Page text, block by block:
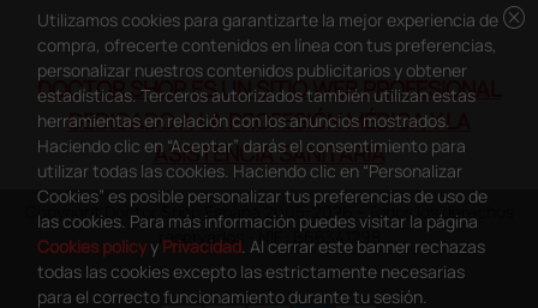
DOCTOR SHOP ES UN SITIO WEB PROFESIONAL
DEDICADO A LA PROFESIÓN MÉDICA Y LA
ASISTENCIA SANITARIA
Copyright Doctor Shop España 2005-2026 - Todos los derechos
reservados - NIF.: B66341298
cancel
Utilizamos cookies para garantizarte la mejor experiencia de
compra, ofrecerte contenidos en línea con tus preferencias,
personalizar nuestros contenidos publicitarios y obtener
estadísticas. Terceros autorizados también utilizan estas
herramientas en relación con los anuncios mostrados.
Haciendo clic en “Aceptar” darás el consentimiento para
utilizar todas las cookies. Haciendo clic en “Personalizar
Cookies” es posible personalizar tus preferencias de uso de
las cookies. Para más información puedes visitar la página
Cookies policyy Privacidad. Al cerrar este banner rechazas
todas las cookies excepto las estrictamente necesarias
para el correcto funcionamiento durante tu sesión.